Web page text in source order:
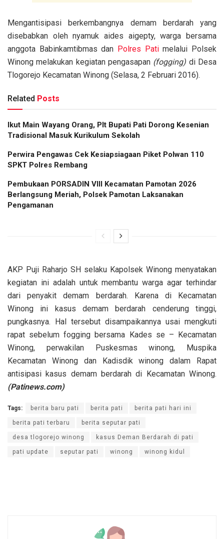
Mengantisipasi berkembangnya demam berdarah yang
disebabkan oleh nyamuk aides aigepty, warga bersama
anggota Babinkamtibmas dan Polres Patimelalui Polsek
Winong melakukan kegiatan pengasapan (fogging) di Desa
Tlogorejo Kecamatan Winong (Selasa, 2 Februari 2016).
Related Posts
Ikut Main Wayang Orang, Plt Bupati Pati Dorong Kesenian
Tradisional Masuk Kurikulum Sekolah
Perwira Pengawas Cek Kesiapsiagaan Piket Polwan 110
SPKT Polres Rembang
Pembukaan PORSADIN VIII Kecamatan Pamotan 2026
Berlangsung Meriah, Polsek Pamotan Laksanakan
Pengamanan
AKP Puji Raharjo SH selaku Kapolsek Winong menyatakan
kegiatan ini adalah untuk membantu warga agar terhindar
dari penyakit demam berdarah. Karena di Kecamatan
Winong ini kasus demam berdarah cenderung tinggi,
pungkasnya. Hal tersebut disampaikannya usai mengkuti
rapat sebelum fogging bersama Kades se – Kecamatan
Winong, perwakilan Puskesmas winong, Muspika
Kecamatan Winong dan Kadisdik winong dalam Rapat
antisipasi kasus demam berdarah di Kecamatan Winong.
(Patinews.com)
Tags: berita baru pati berita pati berita pati hari ini
berita pati terbaru berita seputar pati
desa tlogorejo winong kasus Deman Berdarah di pati
pati update seputar pati winong winong kidul